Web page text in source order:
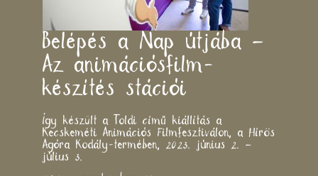
Belépés a Nap útjába –
Az animációsfilm-
készítés stációi
Így készült a Toldi című kiállítás a
Kecskeméti Animációs Filmfesztiválon, a Hírös
Agóra Kodály-termében, 2023. június 2. –
július 3.